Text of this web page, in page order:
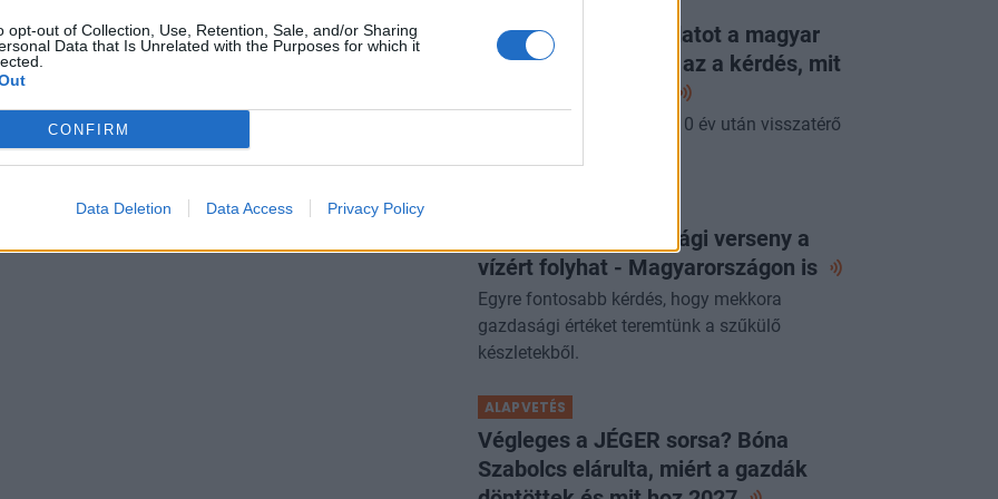
opt-out of Collection, Use, Retention, Sale, and/or Sharing
Data that Is Unrelated with the Purposes for which it
CONFIRM
Data Deletion Data Access Privacy Policy
lépés Romániában: beindítják a
a kieső kapacitást.
Rég látott ilyen jó adatot a magyar
gazdaság: már csak az a kérdés, mit
A pénteki Checklistben a 10 év után visszatérő
A következő gazdasági verseny a
vízért folyhat - Magyarországon is
Egyre fontosabb kérdés, hogy mekkora
gazdasági értéket teremtünk a szűkülő
készletekből.
ALAPVETÉS
Végleges a JÉGER sorsa? Bóna
Szabolcs elárulta, miért a gazdák